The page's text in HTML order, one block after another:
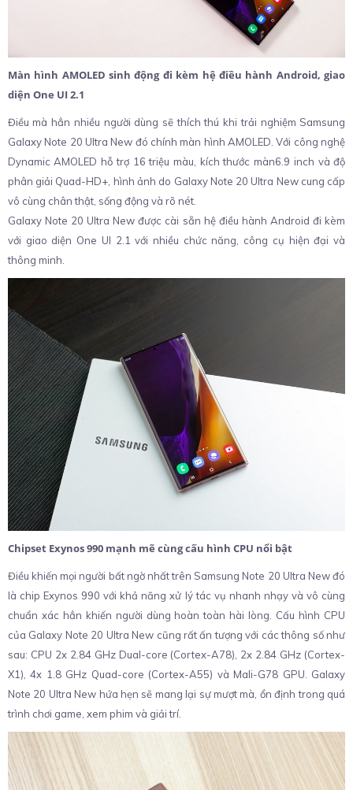
Màn hình AMOLED sinh động đi kèm hệ điều hành Android, giao
diện One UI 2.1
Điều mà hẳn nhiều người dùng sẽ thích thú khi trải nghiệm Samsung
Galaxy Note 20 Ultra New đó chính màn hình AMOLED. Với công nghệ
Dynamic AMOLED hỗ trợ 16 triệu màu, kích thước màn6.9 inch và độ
phân giải Quad-HD+, hình ảnh do Galaxy Note 20 Ultra New cung cấp
vô cùng chân thật, sống động và rõ nét.
Galaxy Note 20 Ultra New được cài sẵn hệ điều hành Android đi kèm
với giao diện One UI 2.1 với nhiều chức năng, công cụ hiện đại và
thông minh.
Chipset Exynos 990 mạnh mẽ cùng cấu hình CPU nổi bật
Điều khiến mọi người bất ngờ nhất trên Samsung Note 20 Ultra New đó
là chip Exynos 990 với khả năng xử lý tác vụ nhanh nhạy và vô cùng
chuẩn xác hẳn khiến người dùng hoàn toàn hài lòng. Cấu hình CPU
của Galaxy Note 20 Ultra New cũng rất ấn tượng với các thông số như
sau: CPU 2x 2.84 GHz Dual-core (Cortex-A78), 2x 2.84 GHz (Cortex-
X1), 4x 1.8 GHz Quad-core (Cortex-A55) và Mali-G78 GPU. Galaxy
Note 20 Ultra New hứa hẹn sẽ mang lại sự mượt mà, ổn định trong quá
trình chơi game, xem phim và giải trí.